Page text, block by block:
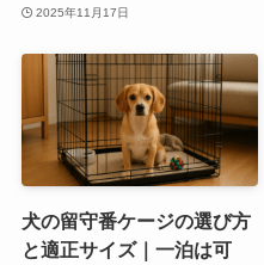
2025年11月17日
犬の留守番ケージの選び方
と適正サイズ｜一泊は可